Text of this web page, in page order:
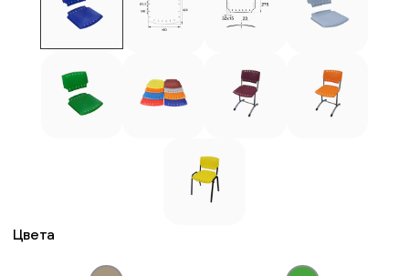
Цвета
Дюбель